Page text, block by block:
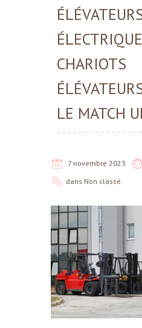
CHARIOTS
LE MATCH
7 novembre 2023
dans Non classé